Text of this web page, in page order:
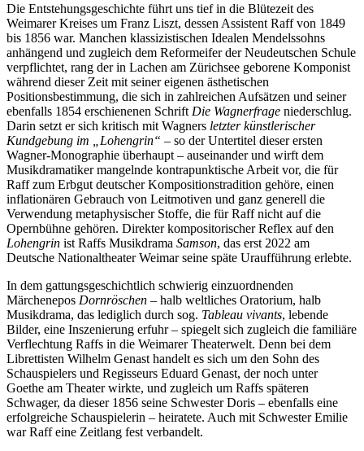
Die Entstehungsgeschichte führt uns tief in die Blütezeit des
Weimarer Kreises um Franz Liszt, dessen Assistent Raff von 1849
bis 1856 war. Manchen klassizistischen Idealen Mendelssohns
anhängend und zugleich dem Reformeifer der Neudeutschen Schule
verpflichtet, rang der in Lachen am Zürichsee geborene Komponist
während dieser Zeit mit seiner eigenen ästhetischen
Positionsbestimmung, die sich in zahlreichen Aufsätzen und seiner
ebenfalls 1854 erschienenen Schrift Die Wagnerfrage niederschlug.
Darin setzt er sich kritisch mit Wagners letzter künstlerischer
Kundgebung im „Lohengrin“ – so der Untertitel dieser ersten
Wagner-Monographie überhaupt – auseinander und wirft dem
Musikdramatiker mangelnde kontrapunktische Arbeit vor, die für
Raff zum Erbgut deutscher Kompositionstradition gehöre, einen
inflationären Gebrauch von Leitmotiven und ganz generell die
Verwendung metaphysischer Stoffe, die für Raff nicht auf die
Opernbühne gehören. Direkter kompositorischer Reflex auf den
Lohengrin ist Raffs Musikdrama Samson, das erst 2022 am
Deutsche Nationaltheater Weimar seine späte Uraufführung erlebte.
In dem gattungsgeschichtlich schwierig einzuordnenden
Märchenepos Dornröschen – halb weltliches Oratorium, halb
Musikdrama, das lediglich durch sog. Tableau vivants, lebende
Bilder, eine Inszenierung erfuhr – spiegelt sich zugleich die familiäre
Verflechtung Raffs in die Weimarer Theaterwelt. Denn bei dem
Librettisten Wilhelm Genast handelt es sich um den Sohn des
Schauspielers und Regisseurs Eduard Genast, der noch unter
Goethe am Theater wirkte, und zugleich um Raffs späteren
Schwager, da dieser 1856 seine Schwester Doris – ebenfalls eine
erfolgreiche Schauspielerin – heiratete. Auch mit Schwester Emilie
war Raff eine Zeitlang fest verbandelt.